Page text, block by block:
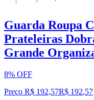
Guarda Roupa
Prateleiras
Grande
8% OFF
Preço R$ 192,57R$ 192,57